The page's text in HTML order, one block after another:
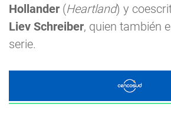
Hollander (Heartland) y
Liev Schreiber, quien también
serie.